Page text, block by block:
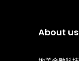
About us